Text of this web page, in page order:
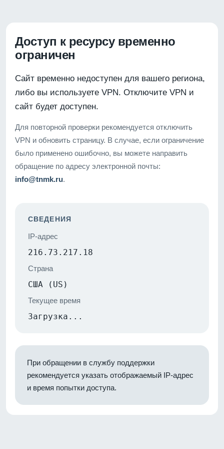
Доступ к ресурсу временно
ограничен
Сайт временно недоступен для вашего региона,
либо вы используете VPN. Отключите VPN и
сайт будет доступен.
Для повторной проверки рекомендуется отключить
VPN и обновить страницу. В случае, если ограничение
было применено ошибочно, вы можете направить
обращение по адресу электронной почты:
info@tnmk.ru.
СВЕДЕНИЯ
IP-адрес
216.73.217.18
Страна
США (US)
Текущее время
Загрузка...
При обращении в службу поддержки
рекомендуется указать отображаемый IP-адрес
и время попытки доступа.